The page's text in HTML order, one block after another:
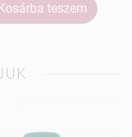
Kosárba teszem